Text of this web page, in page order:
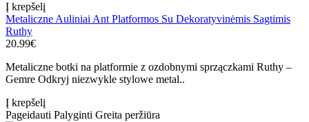
Į krepšelį
Metaliczne Auliniai Ant Platformos Su Dekoratyvinėmis Sagtimis
Ruthy
20.99€
Metaliczne botki na platformie z ozdobnymi sprzączkami Ruthy –
Gemre Odkryj niezwykle stylowe metal..
Į krepšelį
Pageidauti Palyginti Greita peržiūra